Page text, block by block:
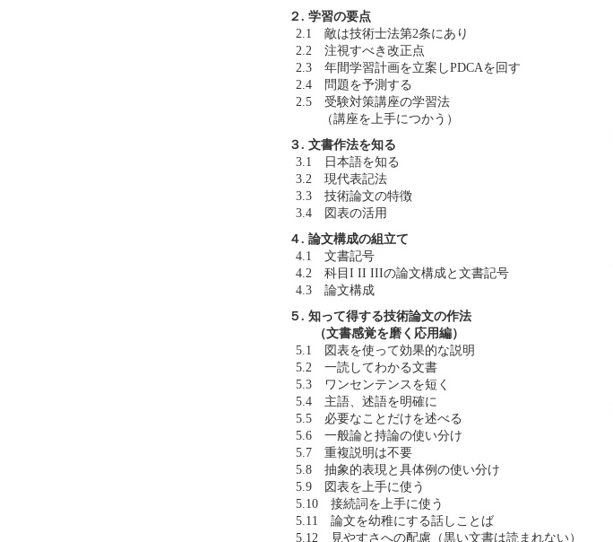
２. 学習の要点
2.1 敵は技術士法第2条にあり
2.2 注視すべき改正点
2.3 年間学習計画を立案しPDCAを回す
2.4 問題を予測する
2.5 受験対策講座の学習法
（講座を上手につかう）
３. 文書作法を知る
3.1 日本語を知る
3.2 現代表記法
3.3 技術論文の特徴
3.4 図表の活用
４. 論文構成の組立て
4.1 文書記号
4.2 科目I II IIIの論文構成と文書記号
4.3 論文構成
５. 知って得する技術論文の作法
（文書感覚を磨く応用編）
5.1 図表を使って効果的な説明
5.2 一読してわかる文書
5.3 ワンセンテンスを短く
5.4 主語、述語を明確に
5.5 必要なことだけを述べる
5.6 一般論と持論の使い分け
5.7 重複説明は不要
5.8 抽象的表現と具体例の使い分け
5.9 図表を上手に使う
5.10 接続詞を上手に使う
5.11 論文を幼稚にする話しことば
5.12 見やすさへの配慮（黒い文書は読まれない）